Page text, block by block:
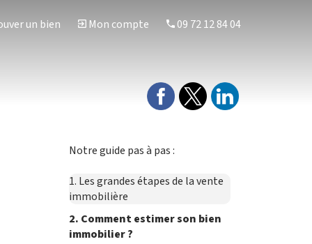
un bien Mon compte 09 72 12 84 04
Notre guide pas à pas :
1. Les grandes étapes de la vente
immobilière
2. Comment estimer son bien
immobilier ?